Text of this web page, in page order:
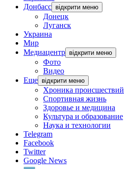
Донбасс відкрити меню
Донецк
Луганск
Украина
Мир
Медиацентр відкрити меню
Фото
Видео
Еще відкрити меню
Хроника происшествий
Спортивная жизнь
Здоровье и медицина
Культура и образование
Наука и технологии
Telegram
Facebook
Twitter
Google News